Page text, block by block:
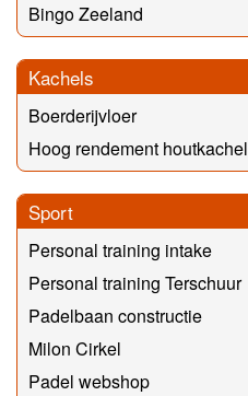
Bingo Zeeland
Kachels
Boerderijvloer
Hoog rendement houtkachel
Sport
Personal training intake
Personal training Terschuur
Padelbaan constructie
Milon Cirkel
Padel webshop